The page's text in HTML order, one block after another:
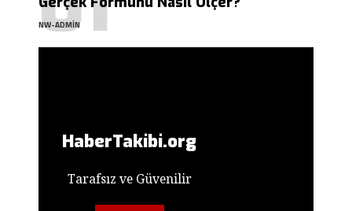
NW-ADMIN
HaberTakibi.org
Tarafsız ve Güvenilir